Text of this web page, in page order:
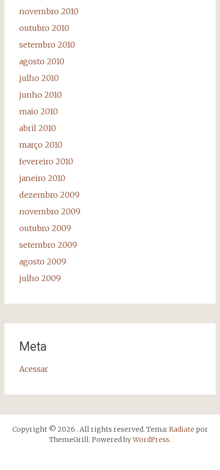
novembro 2010
outubro 2010
setembro 2010
agosto 2010
julho 2010
junho 2010
maio 2010
abril 2010
março 2010
fevereiro 2010
janeiro 2010
dezembro 2009
novembro 2009
outubro 2009
setembro 2009
agosto 2009
julho 2009
Meta
Acessar
Copyright © 2026 . All rights reserved. Tema: Radiate por
ThemeGrill. Powered byWordPress.